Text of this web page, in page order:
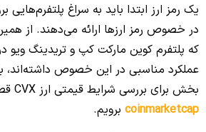
یک رمز ارز ابتدا باید به سراغ پلتفرم‌هایی
در خصوص رمز ارزها ارائه می‌دهند. از
که پلتفرم کوین مارکت کپ و تریدینگ ویو
عملکرد مناسبی در این خصوص داشته‌اند،
بخش برای بررسی شرایط قیمتی ارز CVX قصد داریم به سراغ سایت
coinmarketcap برویم.